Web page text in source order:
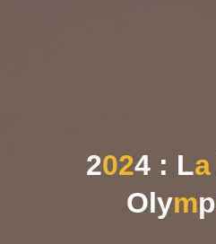
2024 : La
Olymp